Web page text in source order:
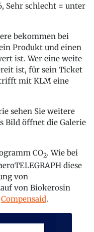
Sehr schlecht = unter
bekommen bei
Produkt und einen
ist. Wer eine weite
ist, für sein Ticket
trifft mit KLM eine
sehen Sie weitere
Bild öffnet die Galerie
CO2. Wie bei
diese
von
von Biokerosin
Compensaid.